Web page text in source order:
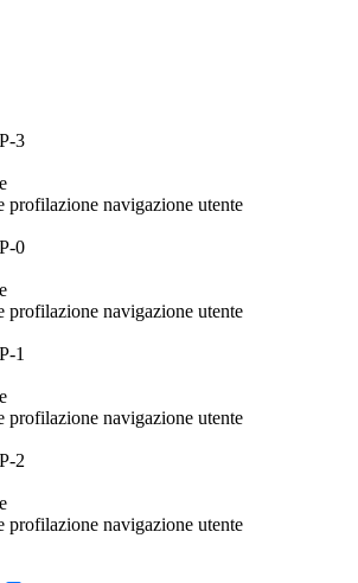
3
profilazione navigazione utente
0
profilazione navigazione utente
1
profilazione navigazione utente
2
profilazione navigazione utente